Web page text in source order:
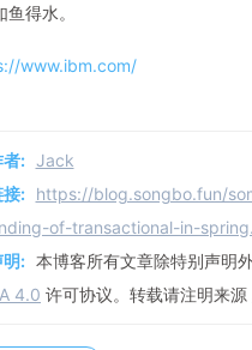
得水。
www.ibm.com/
者: Jack
接: https://blog.songbo.fun/
of-transactional-in-
明: 本博客所有文章除特别声明
4.0 许可协议。转载请注明来源